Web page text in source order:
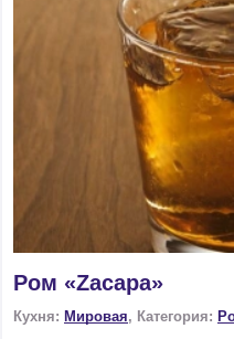
Ром «Zacapa»
Кухня: Мировая, Категория: